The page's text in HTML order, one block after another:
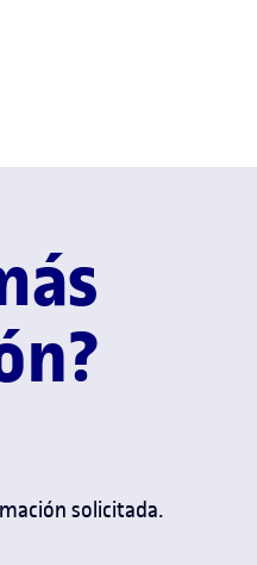
solicitada.